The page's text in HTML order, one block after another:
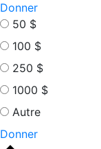
Donner
50 $
100 $
250 $
1000 $
Autre
Donner